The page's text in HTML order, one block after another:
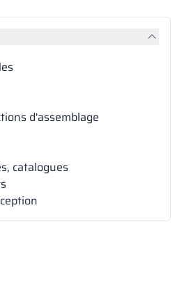
Vela
armoires
Vestiare en
Offre complète
Attestations,
Carte des
d'assemblage
catalogues